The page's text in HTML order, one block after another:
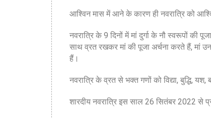
आश्विन मास में आने के कारण ही नवरात्रि को
नवरात्रि के 9 दिनों में मां दुर्गा के नौ स्वरूपों की
साथ व्रत रखकर मां की पूजा अर्चना करते हैं, मां
हैं।
नवरात्रि के व्रत से भक्त गणों को विद्या, बुद्धि, यश,
शारदीय नवरात्रि इस साल 26 सितंबर 2022 से